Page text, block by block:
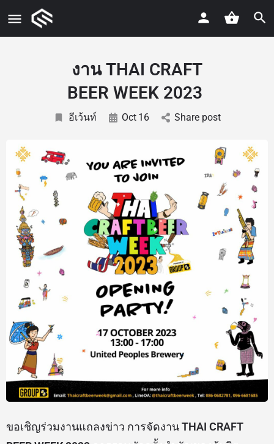
งาน THAI CRAFT
BEER WEEK 2023
อีเว้นท์ Oct 16 Share post
ขอเชิญร่วมงานแถลงข่าว การจัดงานTHAI CRAFT